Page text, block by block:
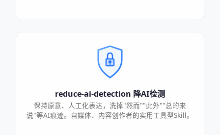
reduce-ai-detection 降AI检测
保持原意、人工化表达，洗掉"然而""此外""总的来
说"等AI痕迹。自媒体、内容创作者的实用工具型Skill。